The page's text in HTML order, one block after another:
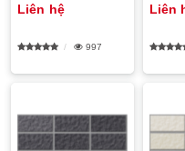
Liên hệ
997
Liên